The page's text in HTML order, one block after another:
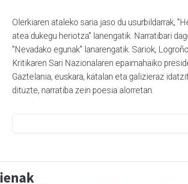
Olerkiaren ataleko saria jaso du usurbildarrak,
atea dukegu heriotza" lanengatik. Narratibari
"Nevadako egunak" lanarengatik. Sariok,
Kritikaren Sari Nazionalaren epaimahaiko
Gaztelania, euskara, katalan eta galizieraz
dituzte, narratiba zein poesia alorretan.